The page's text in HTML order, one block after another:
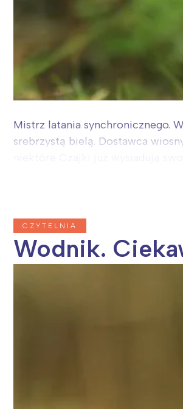
Mistrz latania synchronicznego.
srebrzystą bielą. Dostawca
CZYTELNIA
Wodnik.